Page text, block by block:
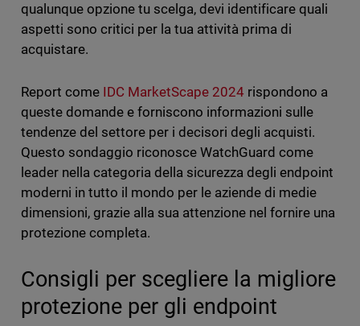
qualunque opzione tu scelga, devi identificare quali
aspetti sono critici per la tua attività prima di
acquistare.
Report come IDC MarketScape 2024 rispondono a
queste domande e forniscono informazioni sulle
tendenze del settore per i decisori degli acquisti.
Questo sondaggio riconosce WatchGuard come
leader nella categoria della sicurezza degli endpoint
moderni in tutto il mondo per le aziende di medie
dimensioni, grazie alla sua attenzione nel fornire una
protezione completa.
Consigli per scegliere la migliore
protezione per gli endpoint